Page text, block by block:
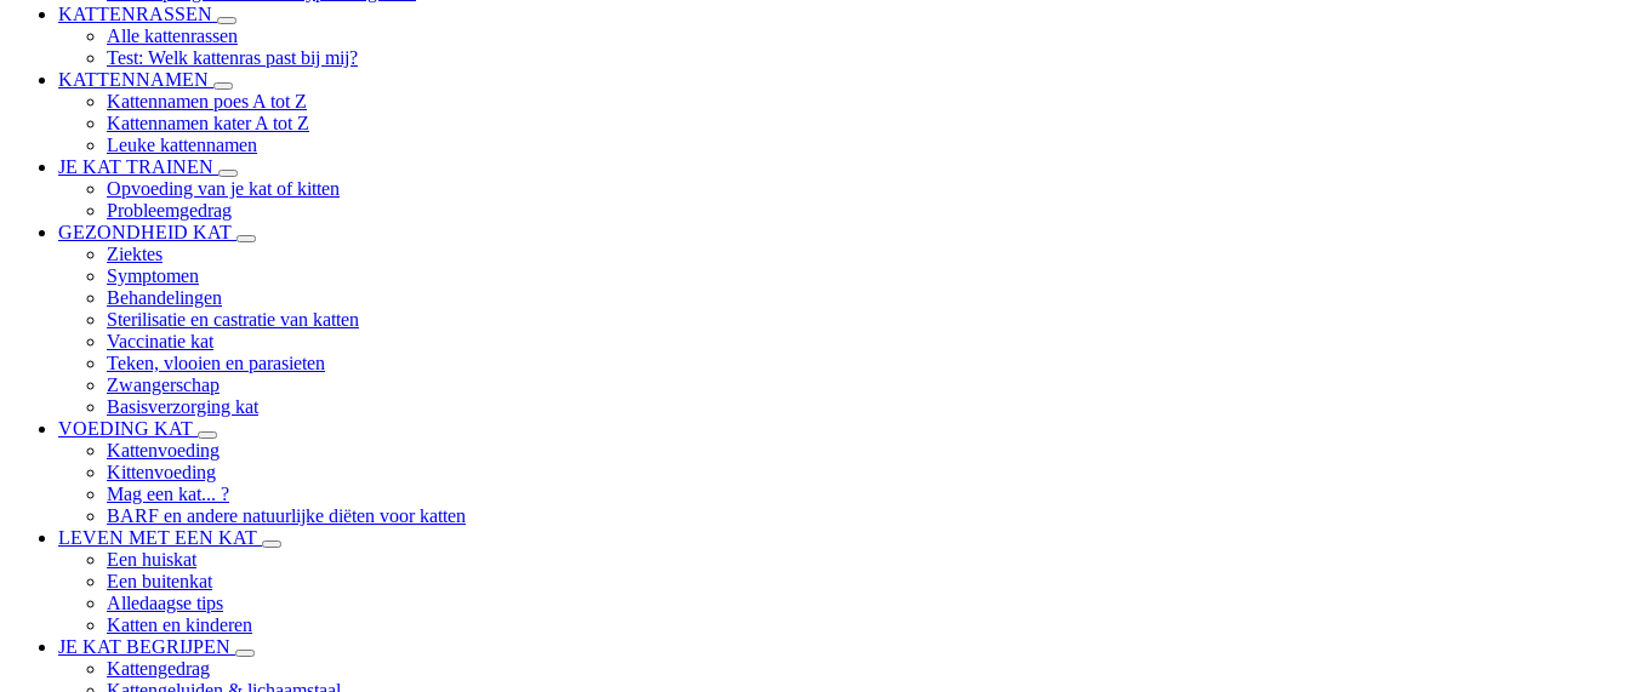
KATTENRASSEN
Alle kattenrassen
Test: Welk kattenras past bij mij?
KATTENNAMEN
Kattennamen poes A tot Z
Kattennamen kater A tot Z
Leuke kattennamen
JE KAT TRAINEN
Opvoeding van je kat of kitten
Probleemgedrag
GEZONDHEID KAT
Ziektes
Symptomen
Behandelingen
Sterilisatie en castratie van katten
Vaccinatie kat
Teken, vlooien en parasieten
Zwangerschap
Basisverzorging kat
VOEDING KAT
Kattenvoeding
Kittenvoeding
Mag een kat... ?
BARF en andere natuurlijke diëten voor katten
LEVEN MET EEN KAT
Een huiskat
Een buitenkat
Alledaagse tips
Katten en kinderen
JE KAT BEGRIJPEN
Kattengedrag